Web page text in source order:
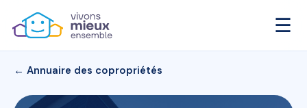
☰
← Annuaire des copropriétés